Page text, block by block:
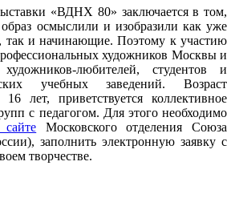
«ВДНХ 80» заключается в том,
осмыслили и изобразили как уже
так и начинающие. Поэтому к участию
художников Москвы и
любителей, студентов и
учебных заведений. Возраст
лет, приветствуется коллективное
с педагогом. Для этого необходимо
Московского отделения Союза
заполнить электронную заявку с
творчестве.